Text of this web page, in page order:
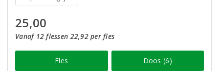
25,00
Vanaf 12 flessen 22,92 per fles
Fles Doos (6)